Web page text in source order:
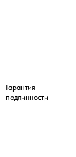
Гарантия
подлинности